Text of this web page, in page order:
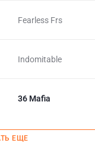
Fearless Frs
Indomitable
36 Mafia
ЕЩЕ